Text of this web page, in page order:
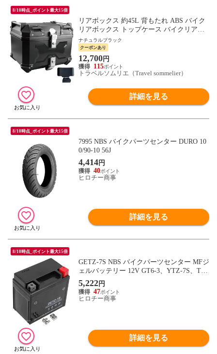
8/10時点_ポイント最大15倍
リアボックス 約45L 背もたれ ABS バイク
リアボックス トップケース バイクリアボ
ックス大型 バイク用品 送料無料 ※北海
道、沖縄県、離島を除く 【ロジ発送】ナチ
ュラルブラック トラベルソムリエ w-bike3
ナチュラルブラック
クーポンあり
12,700円
115
トラベルソムリエ（Travel sommelier）
詳細を見る
8/10時点_ポイント最大15倍
7995 NBS バイクパーツセンター DURO 10
0/90-10 56J
4,414円
40
ヒロチー商事
詳細を見る
8/10時点_ポイント最大15倍
GETZ-7S NBS バイクパーツセンター MFジ
ェルバッテリー 12V GT6-3、YTZ-7S、TT
Z7SL互換
5,222円
47
ヒロチー商事
詳細を見る